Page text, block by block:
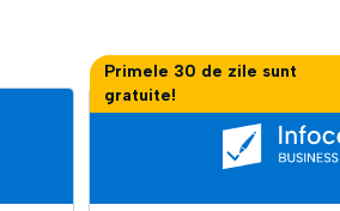
Primele 30 de zile sunt
gratuite!